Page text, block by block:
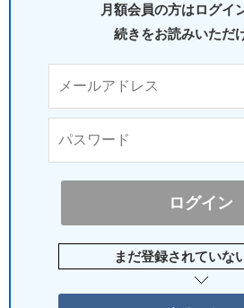
月額会員の方はログイ
続きをお読みいただ
まだ登録されていな